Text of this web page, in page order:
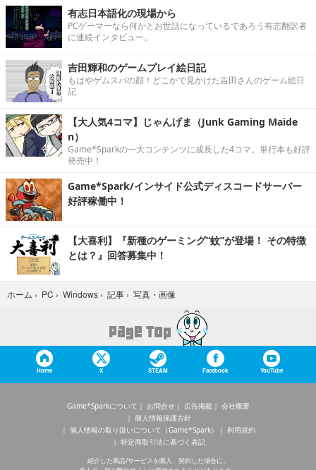
有志日本語化の現場から
PCゲーマーなら何かとお世話になっているであろう有志翻訳者
に連続インタビュー。
吉田輝和のゲームプレイ絵日記
もはやゲムスパの顔！どこかで見かけた吉田さんのゲーム絵日
記
【大人気4コマ】じゃんげま（Junk Gaming Maide
n）
Game*Sparkの一大コンテンツに成長した4コマ。単行本も好評
発売中！
Game*Spark/インサイド公式ディスコードサーバー
好評稼働中！
【大喜利】『新種のゲーミング“蚊”が登場！ その特徴
とは？』回答募集中！
ホーム › PC › Windows › 記事 › 写真・画像
Home X STEAM Facebook YouTube
Game*Sparkについて お問合せ 広告掲載
会社概要
個人情報保護方針
個人情報の取り扱いについて（Game*Spark）
利用規約
特定商取引法に基づく表記
紹介した商品/サービスを購入、契約した場合に、